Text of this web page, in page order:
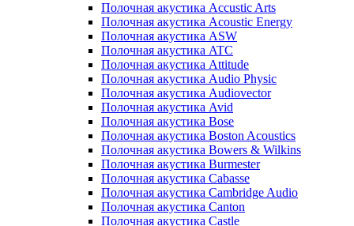
Полочная акустика Accustic Arts
Полочная акустика Acoustic Energy
Полочная акустика ASW
Полочная акустика ATC
Полочная акустика Attitude
Полочная акустика Audio Physic
Полочная акустика Audiovector
Полочная акустика Avid
Полочная акустика Bose
Полочная акустика Boston Acoustics
Полочная акустика Bowers & Wilkins
Полочная акустика Burmester
Полочная акустика Cabasse
Полочная акустика Cambridge Audio
Полочная акустика Canton
Полочная акустика Castle